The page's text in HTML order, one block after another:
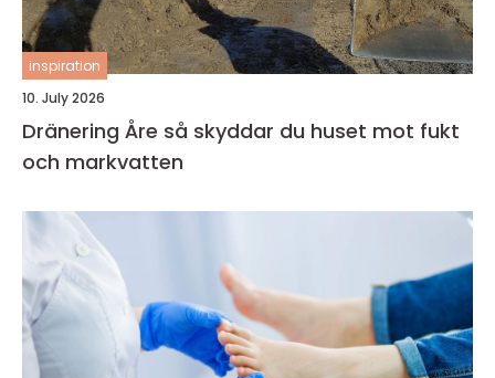
inspiration
10. July 2026
Dränering Åre så skyddar du huset mot fukt
och markvatten